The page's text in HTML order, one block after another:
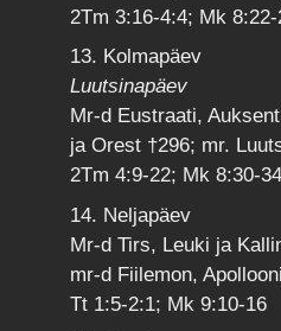
2Tm 3:16-4:4; Mk 8:22-
13. Kolmapäev
Luutsinapäev
Mr-d Eustraati,
ja Orest †296; mr.
2Tm 4:9-22; Mk 8:30-34
14. Neljapäev
Mr-d Tirs, Leuki ja
mr-d Fiilemon,
Tt 1:5-2:1; Mk 9:10-16